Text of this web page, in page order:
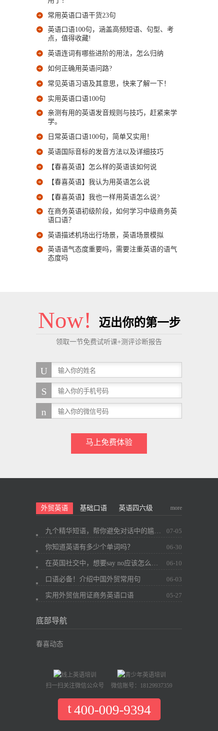
常用英语口语干货23句
英语口语100句，涵盖高频短语、句型、考
点，值得收藏!
英语连词有哪些进阶的用法，怎么归纳
如何正确用英语问路?
常见英语习语及其意思，快来了解一下！
实用英语口语100句
亲测有用的英语发音规则与技巧，赶紧来学
学。
日常英语口语100句，简单又实用！
英语国际音标的发音方法以及详细技巧
【春喜英语】怎么样的英语该如何说
【春喜英语】我认为用英语怎么说
【春喜英语】我也一样用英语怎么说?
在商务英语初级阶段，如何学习中级商务英
语口语？
英语描述机场出行场景，英语场景模拟
英语语气态度重要吗，需要注重英语的语气
态度吗
Now! 迈出你的第一步
领取一节免费试听课+测评诊断报告
马上免费体验
外贸英语 基础口语 英语四六级 more
九个精华短语，帮你避免对话中的尴尬~ 07-05
你知道英语有多少个单词吗？ 06-30
在英国社交中，想要say no应该怎么办？ 06-10
口语必备！介绍中国外贸常用句 06-03
实用外贸信用证商务英语口语 05-27
底部导航
春喜动态
扫一扫关注微信公众号 微信账号：18129937359
400-009-9394